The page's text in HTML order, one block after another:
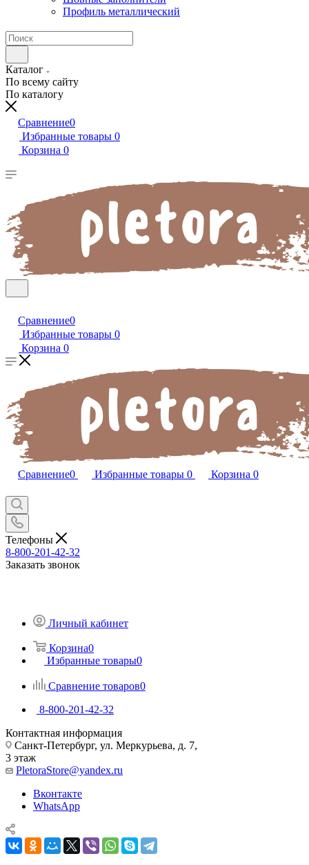
Профиль металлический
Каталог
По всему сайту
По каталогу
Сравнение0
Избранные товары 0
Корзина 0
Сравнение0
Избранные товары 0
Корзина 0
Сравнение0 Избранные товары 0 Корзина 0
Телефоны
8-800-201-42-32
Заказать звонок
Личный кабинет
Корзина0
Избранные товары0
Сравнение товаров0
8-800-201-42-32
Контактная информация
Санкт-Петербург, ул. Меркурьева, д. 7,
3 этаж
PletoraStore@yandex.ru
Вконтакте
WhatsApp